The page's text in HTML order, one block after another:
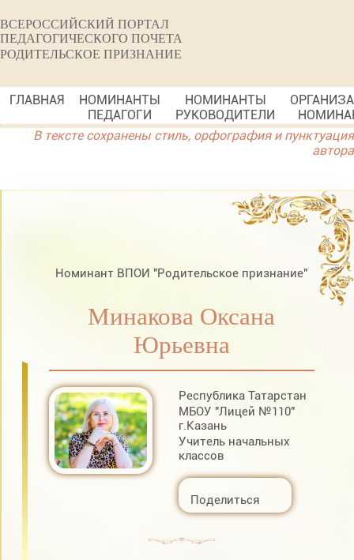
ВСЕРОССИЙСКИЙ ПОРТАЛ
ПЕДАГОГИЧЕСКОГО ПОЧЕТА
РОДИТЕЛЬСКОЕ ПРИЗНАНИЕ
ГЛАВНАЯ
НОМИНАНТЫ
ПЕДАГОГИ
НОМИНАНТЫ
РУКОВОДИТЕЛИ
В тексте сохранены стиль, орфография и пунктуация
автора
Номинант ВПОИ "Родительское признание"
Минакова Оксана
Юрьевна
Республика Татарстан
МБОУ "Лицей №110"
г.Казань
Учитель начальных
классов
Поделиться